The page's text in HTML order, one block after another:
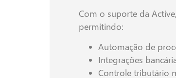
Com o suporte da
permitindo:
Automação de
Integrações
Controle tributário